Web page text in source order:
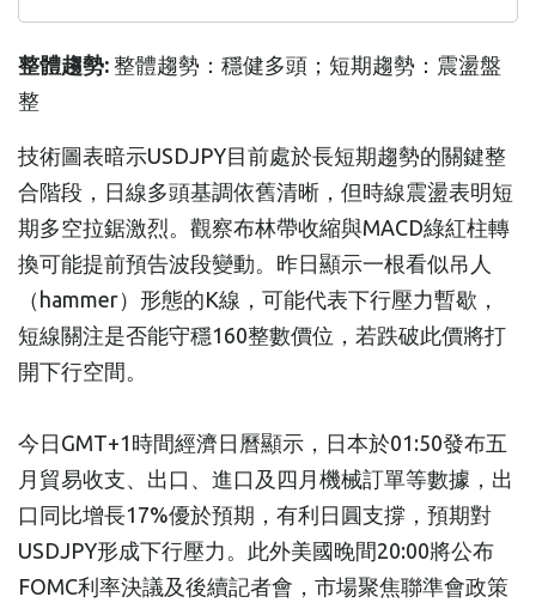
整體趨勢: 整體趨勢：穩健多頭；短期趨勢：震盪盤
整
技術圖表暗示USDJPY目前處於長短期趨勢的關鍵整
合階段，日線多頭基調依舊清晰，但時線震盪表明短
期多空拉鋸激烈。觀察布林帶收縮與MACD綠紅柱轉
換可能提前預告波段變動。昨日顯示一根看似吊人
（hammer）形態的K線，可能代表下行壓力暫歇，
短線關注是否能守穩160整數價位，若跌破此價將打
開下行空間。
今日GMT+1時間經濟日曆顯示，日本於01:50發布五
月貿易收支、出口、進口及四月機械訂單等數據，出
口同比增長17%優於預期，有利日圓支撐，預期對
USDJPY形成下行壓力。此外美國晚間20:00將公布
FOMC利率決議及後續記者會，市場聚焦聯準會政策